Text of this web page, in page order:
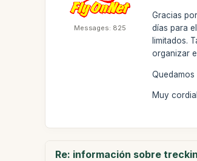
Messages: 825
Gracias
días para
limitados.
organizar
Muy
Re: información sobre